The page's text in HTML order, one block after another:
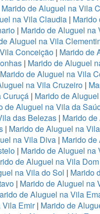
Marido de Aluguel na Vila
na Vila Claudia | Marido
| Marido de Aluguel na
Aluguel na Vila
Conceição | Marido de
| Marido de Aluguel
Marido de Aluguel na Vila
na Vila Cruzeiro |
Curuçá | Marido de
de Aluguel na Vila da
das Belezas| Marido
| Marido de Aluguel na
na Vila Diva| Marido
| Marido de Aluguel na
de Aluguel na Vila
na Vila do Sol | Marido
| Marido de Aluguel na
de Aluguel na Vila
Vila Emir| Marido de